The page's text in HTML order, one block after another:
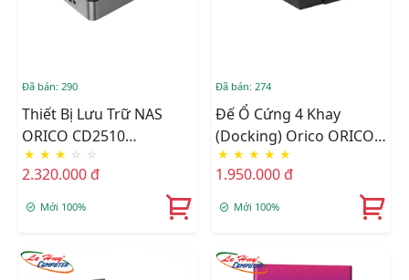
Đã bán: 290
Thiết Bị Lưu Trữ NAS
ORICO CD2510
MetaCube Mini 1 Bay
(CD2510-EU-BK-BP)
★ ★ ★ ☆ ☆
2.320.000 đ
Mới 100%
Đã bán: 274
Đế Ổ Cứng 4 Khay
(Docking) Orico ORICO
6648US3-C-BK SSD/HDD
Sata 3 USB 3.0
★ ★ ★ ★ ★
1.950.000 đ
Mới 100%